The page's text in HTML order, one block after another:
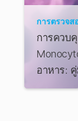
การตรวจ
การควบ
อาหาร:
อาหารเ